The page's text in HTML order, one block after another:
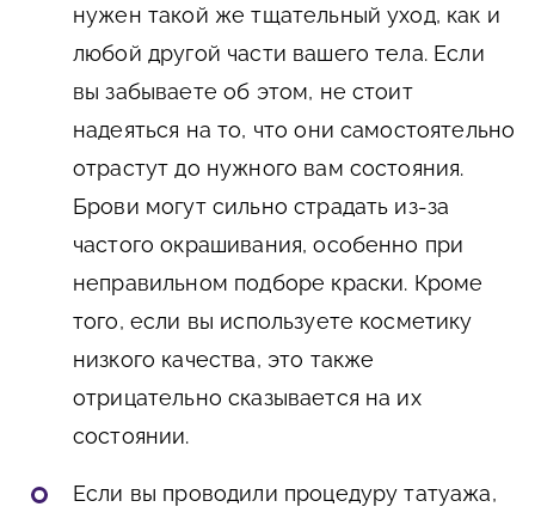
нужен такой же тщательный уход, как и
любой другой части вашего тела. Если
вы забываете об этом, не стоит
надеяться на то, что они самостоятельно
отрастут до нужного вам состояния.
Брови могут сильно страдать из-за
частого окрашивания, особенно при
неправильном подборе краски. Кроме
того, если вы используете косметику
низкого качества, это также
отрицательно сказывается на их
состоянии.
Если вы проводили процедуру татуажа,